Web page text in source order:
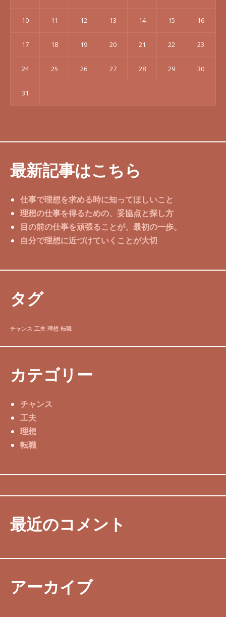
10 11 12 13 14 15 16
17 18 19 20 21 22 23
24 25 26 27 28 29 30
31
最新記事はこちら
仕事で理想を求める時に知ってほしいこと
理想の仕事を得るための、妥協点と探し方
目の前の仕事を頑張ることが、最初の一歩。
自分で理想に近づけていくことが大切
タグ
チャンス 工夫 理想 転職
カテゴリー
チャンス
工夫
理想
転職
最近のコメント
アーカイブ